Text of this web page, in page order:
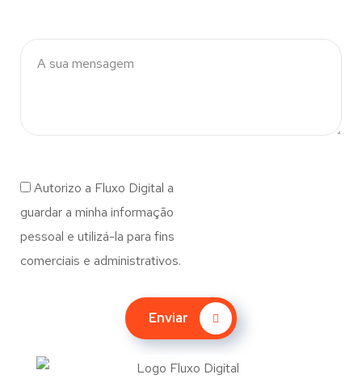
Autorizo a Fluxo Digital a
guardar a minha informação
pessoal e utilizá-la para fins
comerciais e administrativos.
Enviar